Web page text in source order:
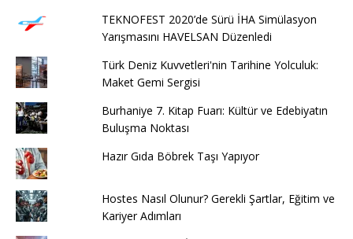
TEKNOFEST 2020’de Sürü İHA Simülasyon
Yarışmasını HAVELSAN Düzenledi
Türk Deniz Kuvvetleri'nin Tarihine Yolculuk:
Maket Gemi Sergisi
Burhaniye 7. Kitap Fuarı: Kültür ve Edebiyatın
Buluşma Noktası
Hazır Gıda Böbrek Taşı Yapıyor
Hostes Nasıl Olunur? Gerekli Şartlar, Eğitim ve
Kariyer Adımları